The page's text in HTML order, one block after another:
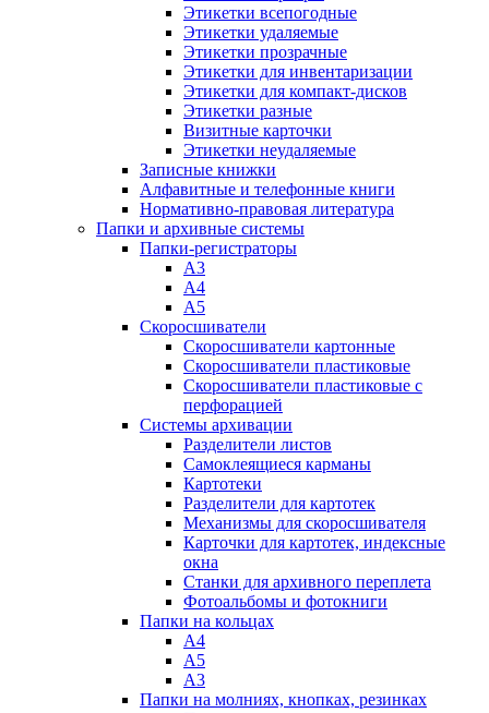
Этикетки всепогодные
Этикетки удаляемые
Этикетки прозрачные
Этикетки для инвентаризации
Этикетки для компакт-дисков
Этикетки разные
Визитные карточки
Этикетки неудаляемые
Записные книжки
Алфавитные и телефонные книги
Нормативно-правовая литература
Папки и архивные системы
Папки-регистраторы
А3
А4
А5
Скоросшиватели
Скоросшиватели картонные
Скоросшиватели пластиковые
Скоросшиватели пластиковые с
перфорацией
Системы архивации
Разделители листов
Самоклеящиеся карманы
Картотеки
Разделители для картотек
Механизмы для скоросшивателя
Карточки для картотек, индексные
окна
Станки для архивного переплета
Фотоальбомы и фотокниги
Папки на кольцах
А4
А5
А3
Папки на молниях, кнопках, резинках